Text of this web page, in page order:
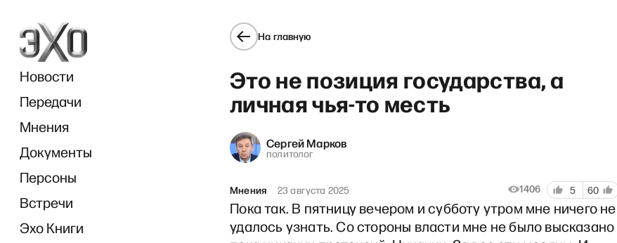
Новости
Передачи
Мнения
Документы
Персоны
Встречи
Эхо Книги
На главную
Это не позиция государства, а
личная чья-то месть
Сергей Марков
политолог
Мнения 23 августа 2025 1406 5 60
Пока так. В пятницу вечером и субботу утром мне ничего не
удалось узнать. Со стороны власти мне не было высказано
«Прямо сейчас» с Ириной Бусыгиной